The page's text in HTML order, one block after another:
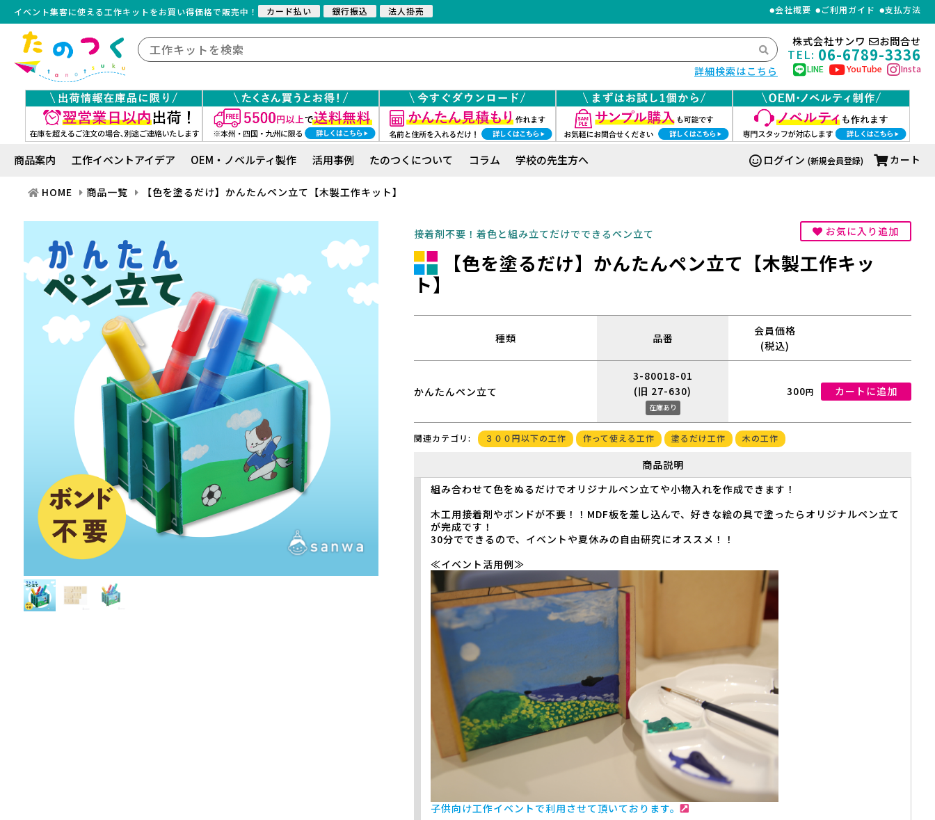
イベント集客に使える工作キットをお買い得価格で販売中！ カード払い 銀行振込 法人掛売 会社概要 ご利用ガイド 支払方法
詳細検索はこちら
株式会社サンワ お問合せ
TEL: 06-6789-3336
LINE YouTube Insta
商品案内 工作イベントアイデア OEM・ノベルティ製作 活用事例 たのつくについて コラム 学校の先生方へ ログイン (新規会員登録) カート
HOME 商品一覧 【色を塗るだけ】かんたんペン立て【木製工作キット】
接着剤不要！着色と組み立てだけでできるペン立て お気に入り追加
【色を塗るだけ】かんたんペン立て【木製工作キッ
ト】
種類 品番
会員価格
(税込)
かんたんペン立て
3-80018-01
(旧 27-630)
在庫あり
300円 カートに追加
関連カテゴリ: ３００円以下の工作 作って使える工作 塗るだけ工作 木の工作
商品説明
組み合わせて色をぬるだけでオリジナルペン立てや小物入れを作成できます！
木工用接着剤やボンドが不要！！MDF板を差し込んで、好きな絵の具で塗ったらオリジナルペン立て
が完成です！
30分でできるので、イベントや夏休みの自由研究にオススメ！！
≪イベント活用例≫
子供向け工作イベントで利用させて頂いております。